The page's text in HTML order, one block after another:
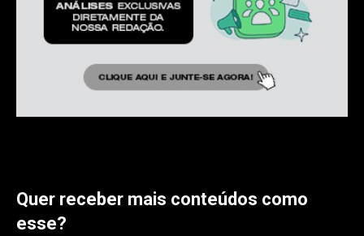
Quer receber mais conteúdos como
esse?